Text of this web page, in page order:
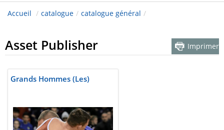
Accueil / catalogue / catalogue général /
Asset Publisher Imprimer
Grands Hommes (Les)